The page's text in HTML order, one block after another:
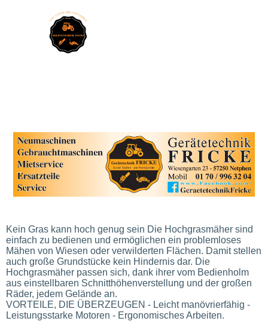
Kein Gras kann hoch genug sein Die Hochgrasmäher sind
einfach zu bedienen und ermöglichen ein problemloses
Mähen von Wiesen oder verwilderten Flächen. Damit stellen
auch große Grundstücke kein Hindernis dar. Die
Hochgrasmäher passen sich, dank ihrer vom Bedienholm
aus einstellbaren Schnitthöhenverstellung und der großen
Räder, jedem Gelände an.
VORTEILE, DIE ÜBERZEUGEN - Leicht manövrierfähig -
Leistungsstarke Motoren - Ergonomisches Arbeiten.